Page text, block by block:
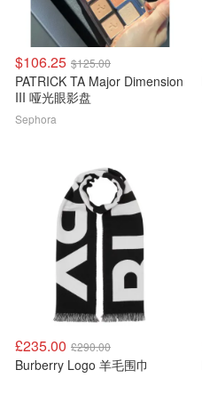
$106.25 $125.00
PATRICK TA Major Dimension
III 哑光眼影盘
Sephora
£235.00 £290.00
Burberry Logo 羊毛围巾